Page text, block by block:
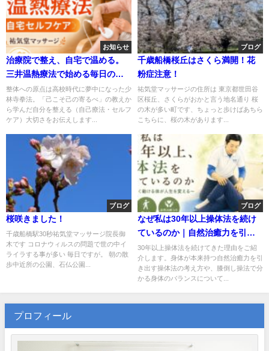
お知らせ
治療院で整え、自宅で温める。
三井温熱療法で始める毎日の健
康習慣（無料指導実施中）
整体への原点は高校時代に夢中になった少
林寺拳法。「己こそ己の寄るべ」の教えか
ら学んだ自分を整える（自己療法・セルフ
ケア）大切さをお伝えします...
ブログ
千歳船橋桜丘はさくら満開！花
粉症注意！
祐気堂マッサージの住所は 東京都世田谷
区桜丘、さくらがおかと言う地名通り 桜
の木が多い町です、ちょっと歩けばあちら
こちらに、桜の木があります...
ブログ
桜咲きました！
千歳船橋駅30秒祐気堂マッサージ院長御
木です コロナウィルスの問題で世の中イ
ライラする事が多い 毎日ですが。 朝の散
歩中近所の公園、石仏公園...
ブログ
なぜ私は30年以上操体法を続け
ているのか｜自然治癒力を引き
出す祐気堂マッサージ
30年以上操体法を続けてきた理由をご紹
介します。身体が本来持つ自然治癒力を引
き出す操体法の考え方や、膝倒し操法で分
かる身体のバランスについて...
プロフィール